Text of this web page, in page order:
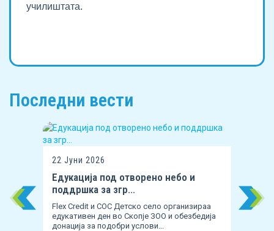
училиштата.
Последни вести
22 Јуни 2026
Едукација под отворено небо и
поддршка за згр...
Flex Credit и СОС Детско село организираа
едукативен ден во Скопје ЗОО и обезбедија
донација за подобри услови...